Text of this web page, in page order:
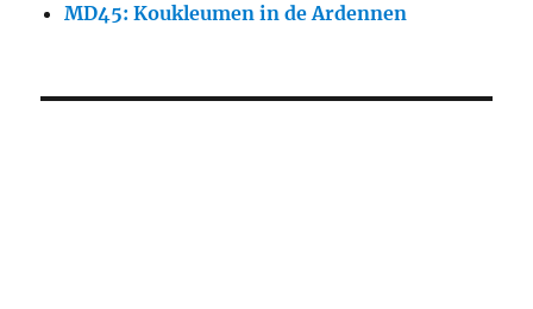
MD45: Koukleumen in de Ardennen